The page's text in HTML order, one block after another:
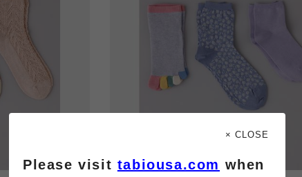
× CLOSE
Please visit tabiousa.com when